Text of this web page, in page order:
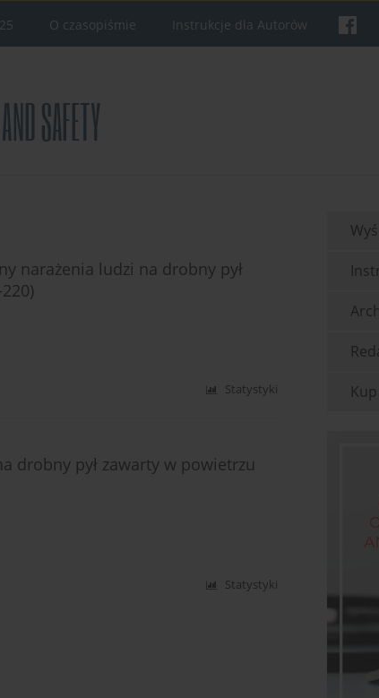
O czasopiśmie Instrukcje dla Autorów
narażenia ludzi na drobny pył
Statystyki
drobny pył zawarty w powietrzu
Statystyki